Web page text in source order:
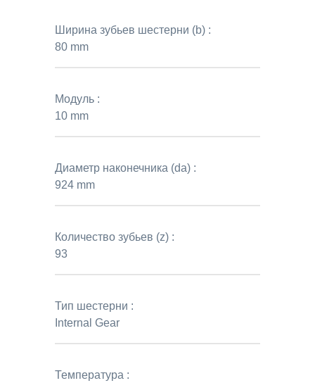
Ширина зубьев шестерни (b) :
80 mm
Модуль :
10 mm
Диаметр наконечника (da) :
924 mm
Количество зубьев (z) :
93
Тип шестерни :
Internal Gear
Температура :